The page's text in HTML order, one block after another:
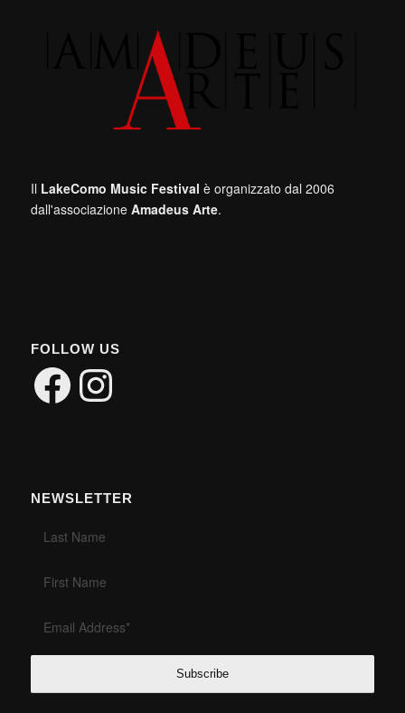
Il LakeComo Music Festival è organizzato dal 2006
dall'associazione Amadeus Arte.
FOLLOW US
FacebookInstagram
NEWSLETTER